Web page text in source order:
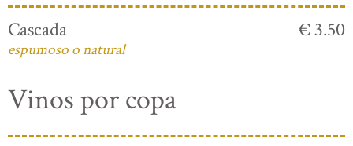
Cascada
espumoso o natural
€ 3.50
Vinos por copa